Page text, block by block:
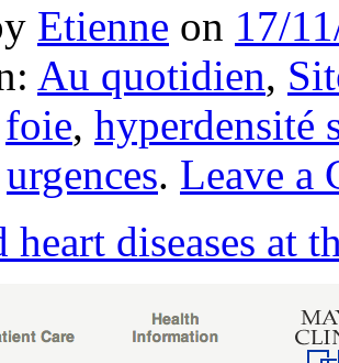
Etienne on 17/
Au quotidien,
foie, hyperdensité
urgences. Leave a
diseases at